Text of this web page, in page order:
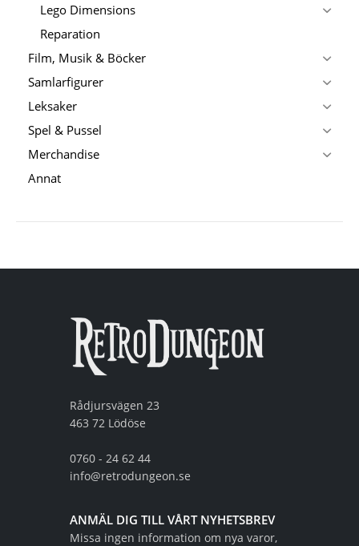
Lego Dimensions
Reparation
Film, Musik & Böcker
Samlarfigurer
Leksaker
Spel & Pussel
Merchandise
Annat
Rådjursvägen 23
463 72 Lödöse
0760 - 24 62 44
info@retrodungeon.se
ANMÄL DIG TILL VÅRT NYHETSBREV
Missa ingen information om nya varor,